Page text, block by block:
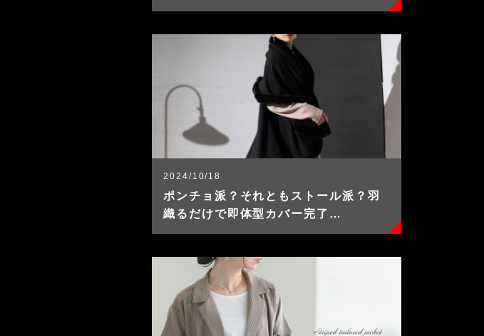
2024/10/18
ポンチョ派？それともストール派？羽
織るだけで即体型カバー完了…